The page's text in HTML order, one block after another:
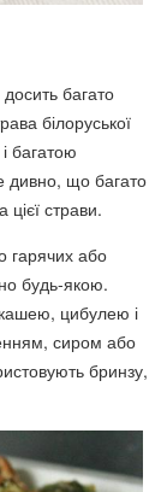
багато
білоруської
і багатою
дивно, що багато
страви.
гарячих або
будь-якою.
цибулею і
сиром або
бринзу,